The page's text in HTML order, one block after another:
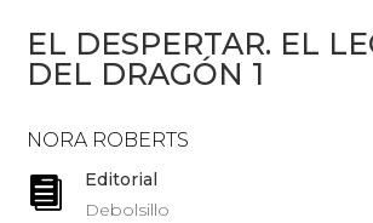
EL DESPERTAR. EL
DEL DRAGÓN 1
NORA ROBERTS

Editorial
Debolsillo